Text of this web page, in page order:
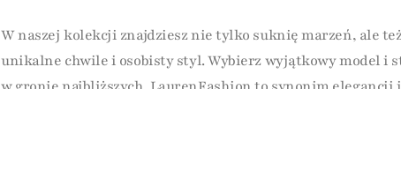
W naszej kolekcji znajdziesz nie tylko suknię marzeń, ale
unikalne chwile i osobisty styl. Wybierz wyjątkowy model i
w gronie najbliższych. LaurenFashion to synonim elegancji